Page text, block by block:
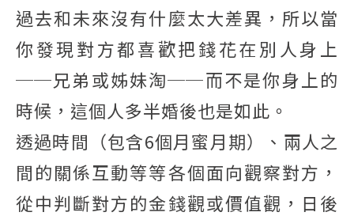
過去和未來沒有什麼太大差異，所以當
你發現對方都喜歡把錢花在別人身上
──兄弟或姊妹淘──而不是你身上的
時候，這個人多半婚後也是如此。
透過時間（包含6個月蜜月期）、兩人之
間的關係互動等等各個面向觀察對方，
從中判斷對方的金錢觀或價值觀，日後